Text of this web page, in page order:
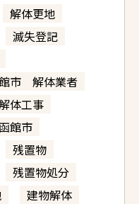
解体更地
滅失登記
市 解体業者
体工事
館市
残置物
残置物処分
建物解体